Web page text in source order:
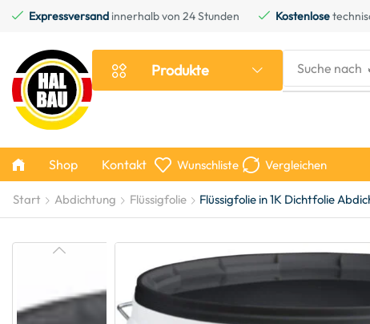
Expressversand innerhalb von 24 Stunden Kostenlose
Produkte Suche nach
Shop Kontakt Wunschliste Vergleichen
Start Abdichtung Flüssigfolie Flüssigfolie in 1K Dichtfolie